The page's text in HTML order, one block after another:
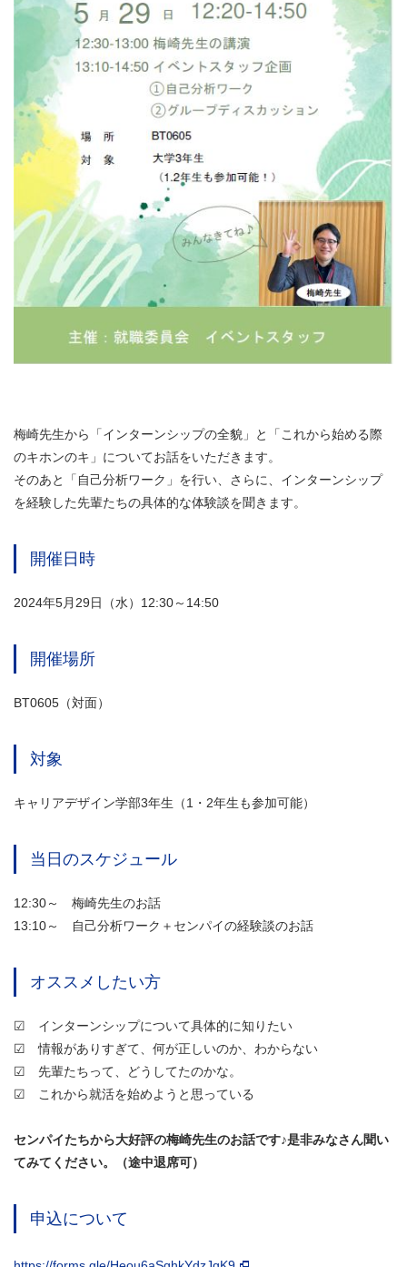
梅崎先生から「インターンシップの全貌」と「これから始める際
のキホンのキ」についてお話をいただきます。
そのあと「自己分析ワーク」を行い、さらに、インターンシップ
を経験した先輩たちの具体的な体験談を聞きます。
開催日時
2024年5月29日（水）12:30～14:50
開催場所
BT0605（対面）
対象
キャリアデザイン学部3年生（1・2年生も参加可能）
当日のスケジュール
12:30～ 梅崎先生のお話
13:10～ 自己分析ワーク＋センパイの経験談のお話
オススメしたい方
☑ インターンシップについて具体的に知りたい
☑ 情報がありすぎて、何が正しいのか、わからない
☑ 先輩たちって、どうしてたのかな。
☑ これから就活を始めようと思っている
センパイたちから大好評の梅崎先生のお話です♪是非みなさん聞い
てみてください。（途中退席可）
申込について